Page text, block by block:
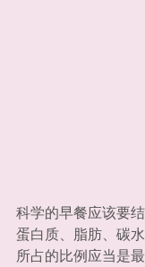
科学的早餐应该要
蛋白质、脂肪、碳
所占的比例应当是最